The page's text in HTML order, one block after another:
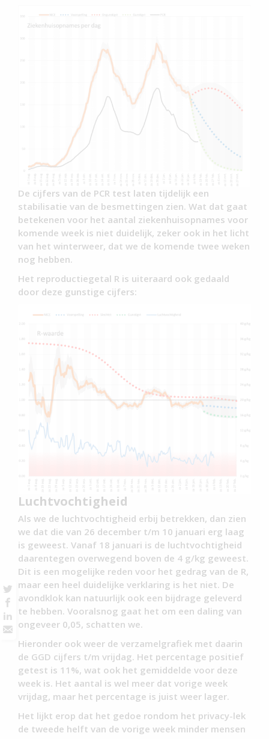
De cijfers van de PCR test laten tijdelijk een
stabilisatie van de besmettingen zien. Wat dat gaat
betekenen voor het aantal ziekenhuisopnames voor
komende week is niet duidelijk, zeker ook in het licht
van het winterweer, dat we de komende twee weken
nog hebben.
Het reproductiegetal R is uiteraard ook gedaald
door deze gunstige cijfers:
Luchtvochtigheid
Als we de luchtvochtigheid erbij betrekken, dan zien
we dat die van 26 december t/m 10 januari erg laag
is geweest. Vanaf 18 januari is de luchtvochtigheid
daarentegen overwegend boven de 4 g/kg geweest.
Dit is een mogelijke reden voor het gedrag van de R,
maar een heel duidelijke verklaring is het niet. De
avondklok kan natuurlijk ook een bijdrage geleverd
te hebben. Vooralsnog gaat het om een daling van
ongeveer 0,05, schatten we.
Hieronder ook weer de verzamelgrafiek met daarin
de GGD cijfers t/m vrijdag. Het percentage positief
getest is 11%, wat ook het gemiddelde voor deze
week is. Het aantal is wel meer dat vorige week
vrijdag, maar het percentage is juist weer lager.
Het lijkt erop dat het gedoe rondom het privacy-lek
de tweede helft van de vorige week minder mensen